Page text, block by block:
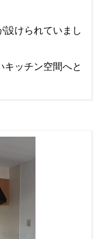
設けられていまし
キッチン空間へと